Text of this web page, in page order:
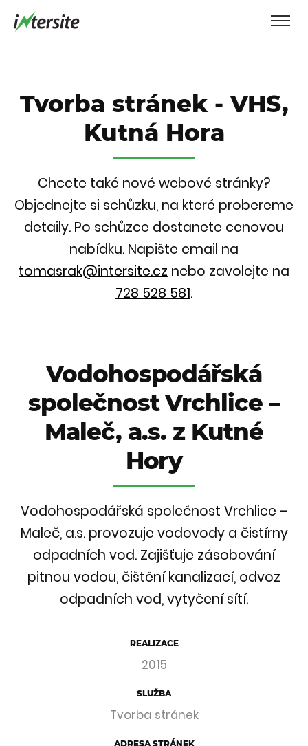
Tvorba stránek - VHS,
Kutná Hora
Chcete také nové webové stránky?
Objednejte si schůzku, na které probereme
detaily. Po schůzce dostanete cenovou
nabídku. Napište email na
tomasrak@intersite.cz nebo zavolejte na
728 528 581.
Vodohospodářská
společnost Vrchlice –
Maleč, a.s. z Kutné
Hory
Vodohospodářská společnost Vrchlice –
Maleč, a.s. provozuje vodovody a čistírny
odpadních vod. Zajišťuje zásobování
pitnou vodou, čištění kanalizací, odvoz
odpadních vod, vytyčení sítí.
REALIZACE
2015
SLUŽBA
Tvorba stránek
ADRESA STRÁNEK